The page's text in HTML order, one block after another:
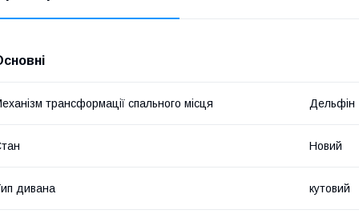
трансформації спального місця Дельфін
Новий
дивана кутовий